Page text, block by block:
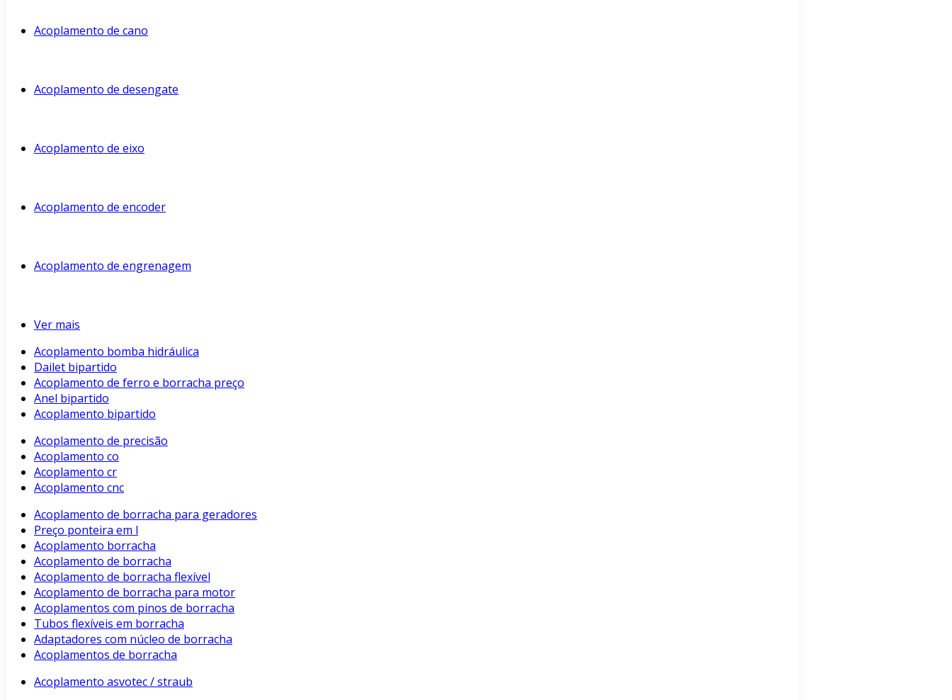
Acoplamento de cano
Acoplamento de desengate
Acoplamento de eixo
Acoplamento de encoder
Acoplamento de engrenagem
Ver mais
Acoplamento bomba hidráulica
Dailet bipartido
Acoplamento de ferro e borracha preço
Anel bipartido
Acoplamento bipartido
Acoplamento de precisão
Acoplamento co
Acoplamento cr
Acoplamento cnc
Acoplamento de borracha para geradores
Preço ponteira em l
Acoplamento borracha
Acoplamento de borracha
Acoplamento de borracha flexível
Acoplamento de borracha para motor
Acoplamentos com pinos de borracha
Tubos flexíveis em borracha
Adaptadores com núcleo de borracha
Acoplamentos de borracha
Acoplamento asvotec / straub